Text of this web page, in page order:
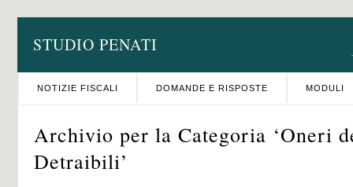
STUDIO PENATI
NOTIZIE FISCALI DOMANDE E RISPOSTE MODULI
Archivio per la Categoria ‘Oneri
Detraibili’